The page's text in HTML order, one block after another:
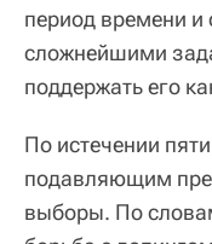
период времени и
сложнейшими
поддержать его
По истечении
подавляющим
выборы. По